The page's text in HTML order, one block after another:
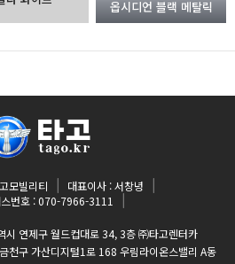
옵시디언 블랙 메탈릭
모빌리티
대표이사 : 서창녕
번호 : 070-7966-3111
연제구 월드컵대로 34, 3층 ㈜타고렌터카
천구 가산디지털1로 168 우림라이온스밸리 A동